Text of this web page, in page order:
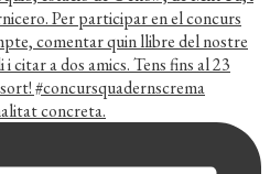
concreta.